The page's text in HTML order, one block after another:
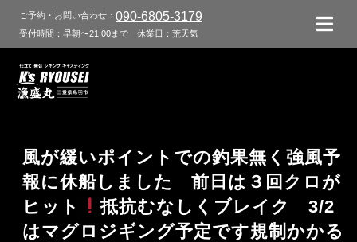
ご予約・お問い合わせ： 090-6805-3179
受付時間：早朝〜21:00まで 休業日：荒天気
風が緩いポイントでの釣果無く強風予
報に休船しました 前日は３回クロが
ヒット
抵抗むなしくブレイク 3/2
はマグロジギング予定です規制かかる